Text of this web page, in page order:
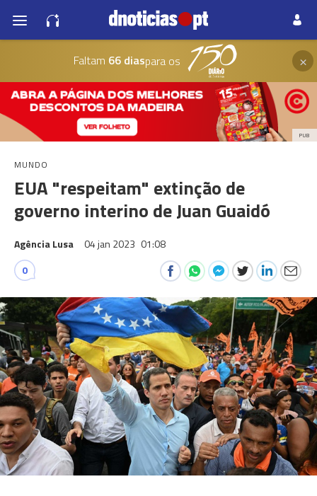
Faltam 66 diaspara os ×
PUB
MUNDO
EUA "respeitam" extinção de
governo interino de Juan Guaidó
Agência Lusa 04 jan 2023 01:08
0